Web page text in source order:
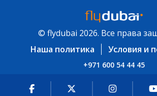
© flydubai 2026. Все права
Наша политика
Условия и
+971 600 54 44 45